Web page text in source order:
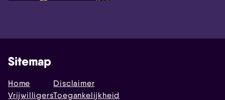
Sitemap
Home
Vrijwilligers
Disclaimer
Toegankelijkheid